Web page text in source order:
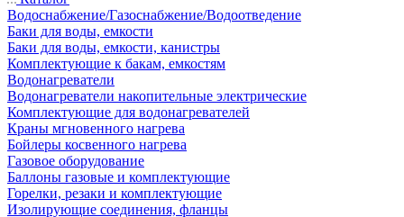
Водоснабжение/Газоснабжение/Водоотведение
Баки для воды, емкости
Баки для воды, емкости, канистры
Комплектующие к бакам, емкостям
Водонагреватели
Водонагреватели накопительные электрические
Комплектующие для водонагревателей
Краны мгновенного нагрева
Бойлеры косвенного нагрева
Газовое оборудование
Баллоны газовые и комплектующие
Горелки, резаки и комплектующие
Изолирующие соединения, фланцы